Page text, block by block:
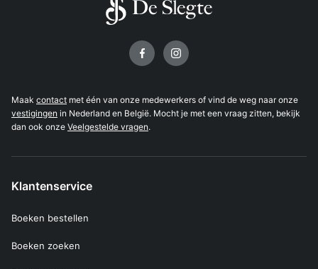
Maak contact met één van onze medewerkers of vind de weg naar onze
vestigingen in Nederland en België. Mocht je met een vraag zitten, bekijk
dan ook onze Veelgestelde vragen.
Klantenservice
Boeken bestellen
Boeken zoeken